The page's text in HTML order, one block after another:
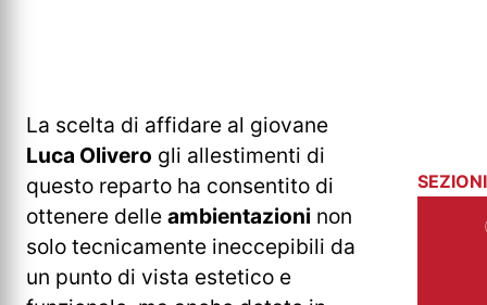
La scelta di affidare al giovane
Luca Olivero gli allestimenti di
questo reparto ha consentito di
ottenere delle ambientazioni non
solo tecnicamente ineccepibili da
un punto di vista estetico e
SEZIONI